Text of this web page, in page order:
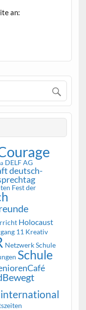
an:
DELF AG
deutsch-
Fest der
Holocaust
11 Kreativ
Netzwerk Schule
Schule
international